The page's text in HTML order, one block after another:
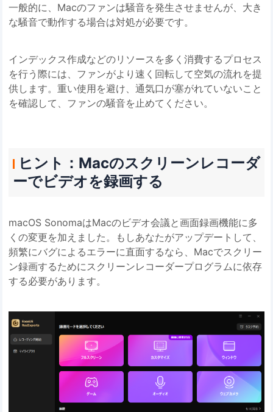
一般的に、Macのファンは騒音を発生させませんが、大き
な騒音で動作する場合は対処が必要です。
インデックス作成などのリソースを多く消費するプロセス
を行う際には、ファンがより速く回転して空気の流れを提
供します。重い使用を避け、通気口が塞がれていないこと
を確認して、ファンの騒音を止めてください。
ヒント：Macのスクリーンレコーダ
ーでビデオを録画する
macOS SonomaはMacのビデオ会議と画面録画機能に多
くの変更を加えました。もしあなたがアップデートして、
頻繁にバグによるエラーに直面するなら、Macでスクリー
ン録画するためにスクリーンレコーダープログラムに依存
する必要があります。